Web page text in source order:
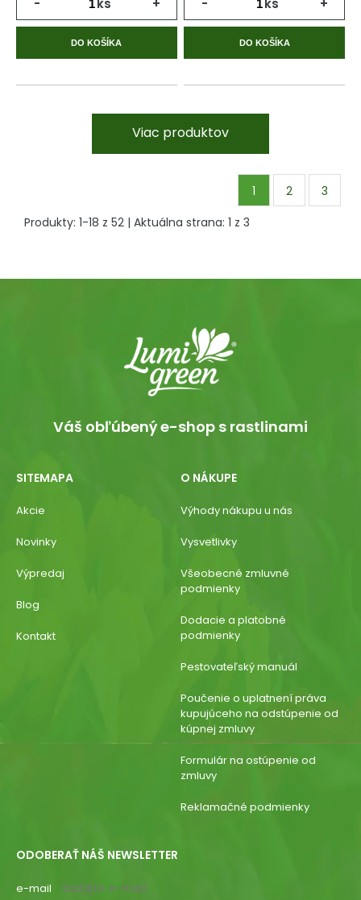
- ks +
DO KOŠÍKA
- ks +
DO KOŠÍKA
Viac produktov
1 2
3
Produkty: 1-18 z 52 | Aktuálna strana: 1 z 3
Váš obľúbený e-shop s rastlinami
SITEMAPA
Akcie
Novinky
Výpredaj
Blog
Kontakt
O NÁKUPE
Výhody nákupu u nás
Vysvetlivky
Všeobecné zmluvné
podmienky
Dodacie a platobné
podmienky
Pestovateľský manuál
Poučenie o uplatnení práva
kupujúceho na odstúpenie od
kúpnej zmluvy
Formulár na ostúpenie od
zmluvy
Reklamačné podmienky
ODOBERAŤ NÁŠ NEWSLETTER
e-mail